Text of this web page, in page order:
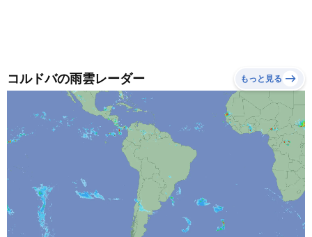
コルドバの雨雲レーダー もっと見る